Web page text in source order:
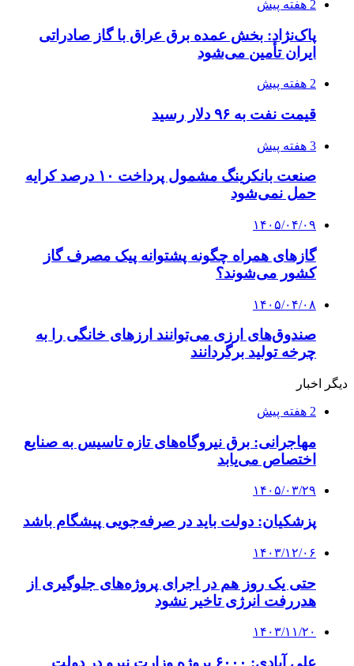
2 هفته پیش
پاک‌نژاد: بخش عمده برق عراق با گاز صادراتی
ایران تأمین می‌شود
2 هفته پیش
قیمت نفت به ۹۶ دلار رسید
3 هفته پیش
صنعت بانکرینگ مشمول پرداخت ۱۰ درصد کرایه
حمل نمی‌شود
۱۴۰۵/۰۴/۰۹
گازهای همراه چگونه پشتوانه پیک مصرف گاز
کشور می‌شوند؟
۱۴۰۵/۰۴/۰۸
صندوق‌های ارزی می‌توانند ارزهای خانگی را به
چرخه تولید برگردانند
دیگر اخبار
2 هفته پیش
مهاجرانی: برق نیروگاه‌های تازه تاسیس به صنایع
اختصاص می‌یابد
۱۴۰۵/۰۳/۲۹
پزشکیان: دولت باید در صرفه‌جویی پیشگام باشد
۱۴۰۳/۱۲/۰۶
حتی یک روز هم در اجرای پروژه‌های جلوگیری از
هدررفت انرژی تاخیر نشود
۱۴۰۳/۱۱/۲۰
علی آبادی: ۶۰۰۰ پروژه وزارت نیرو در دولت